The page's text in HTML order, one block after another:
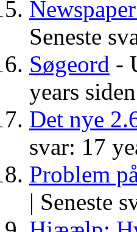
Seneste
Søgeord -
years siden
Det nye
svar: 17
Problem
| Seneste